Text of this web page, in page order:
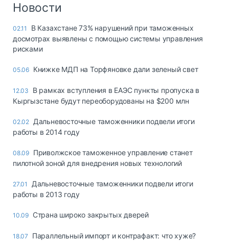
Новости
02.11
В Казахстане 73% нарушений при таможенных
досмотрах выявлены с помощью системы управления
рисками
05.06 Книжке МДП на Торфяновке дали зеленый свет
12.03
В рамках вступления в ЕАЭС пункты пропуска в
Кыргызстане будут переоборудованы на $200 млн
02.02 Дальневосточные таможенники подвели итоги
работы в 2014 году
08.09 Приволжское таможенное управление станет
пилотной зоной для внедрения новых технологий
27.01
Дальневосточные таможенники подвели итоги
работы в 2013 году
10.09 Страна широко закрытых дверей
18.07 Параллельный импорт и контрафакт: что хуже?